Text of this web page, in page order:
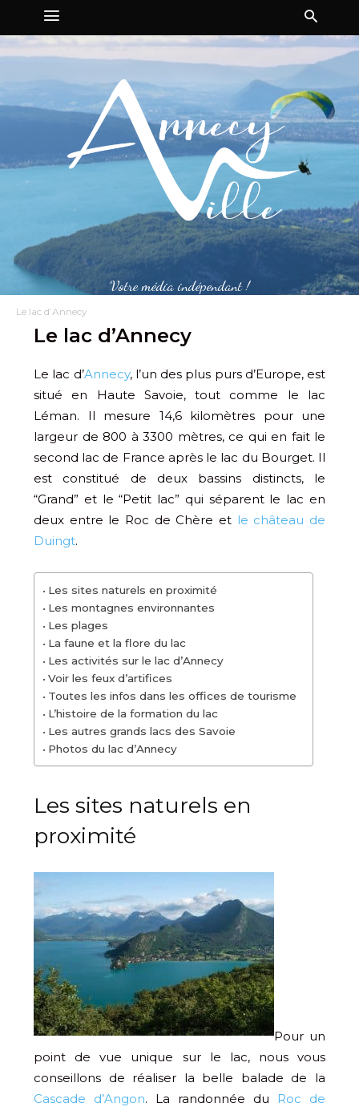
Votre média indépendant !
Le lac d’Annecy
Le lac d’Annecy
Le lac d’Annecy, l’un des plus purs d’Europe, est
situé en Haute Savoie, tout comme le lac
Léman. Il mesure 14,6 kilomètres pour une
largeur de 800 à 3300 mètres, ce qui en fait le
second lac de France après le lac du Bourget. Il
est constitué de deux bassins distincts, le
“Grand” et le “Petit lac” qui séparent le lac en
deux entre le Roc de Chère et le château de
Duingt.
Les sites naturels en proximité
Les montagnes environnantes
Les plages
La faune et la flore du lac
Les activités sur le lac d’Annecy
Voir les feux d’artifices
Toutes les infos dans les offices de tourisme
L’histoire de la formation du lac
Les autres grands lacs des Savoie
Photos du lac d’Annecy
Les sites naturels en
proximité
Pour un
point de vue unique sur le lac, nous vous
conseillons de réaliser la belle balade de la
Cascade d’Angon. La randonnée du
Roc de